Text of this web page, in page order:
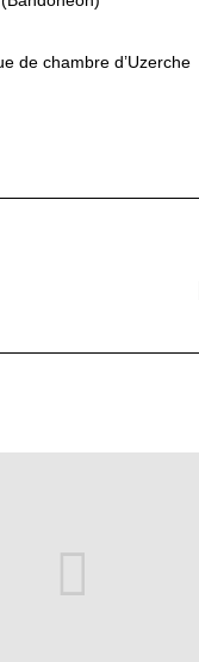
de chambre d’Uzerche